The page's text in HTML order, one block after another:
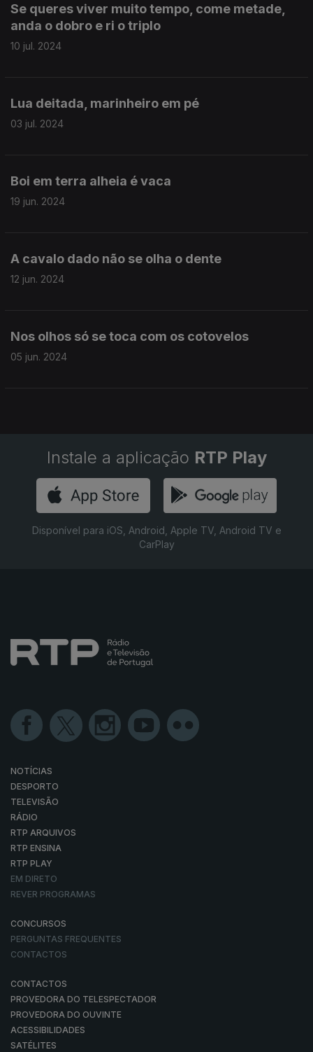
Se queres viver muito tempo, come metade,
anda o dobro e ri o triplo
10 jul. 2024
Lua deitada, marinheiro em pé
03 jul. 2024
Boi em terra alheia é vaca
19 jun. 2024
A cavalo dado não se olha o dente
12 jun. 2024
Nos olhos só se toca com os cotovelos
05 jun. 2024
Instale a aplicação RTP Play
Disponível para iOS, Android, Apple TV, Android TV e
CarPlay
NOTÍCIAS
DESPORTO
TELEVISÃO
RÁDIO
RTP ARQUIVOS
RTP ENSINA
RTP PLAY
EM DIRETO
REVER PROGRAMAS
CONCURSOS
PERGUNTAS FREQUENTES
CONTACTOS
CONTACTOS
PROVEDORA DO TELESPECTADOR
PROVEDORA DO OUVINTE
ACESSIBILIDADES
SATÉLITES